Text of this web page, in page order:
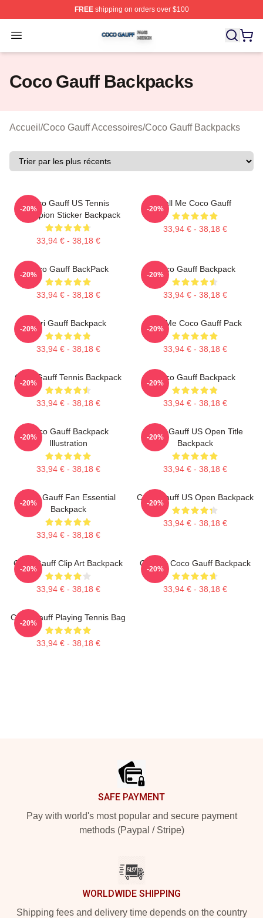
FREEshipping on orders over $100
Open menu
Coco Gauff Shop ⚡️ Officially Licensed Coco Gauff
Coco Gauff Backpacks
Accueil /Coco Gauff Accessoires/Coco Gauff Backpacks
Coco Gauff US Tennis
Champion Sticker Backpack
33,94 € - 38,18 €
-20%
Call Me Coco Gauff
33,94 € - 38,18 €
-20%
Coco Gauff BackPack
33,94 € - 38,18 €
-20%
Coco Gauff Backpack
33,94 € - 38,18 €
-20%
Cori Gauff Backpack
33,94 € - 38,18 €
-20%
Call Me Coco Gauff Pack
33,94 € - 38,18 €
-20%
Coco Gauff Tennis Backpack
33,94 € - 38,18 €
-20%
Coco Gauff Backpack
33,94 € - 38,18 €
-20%
Coco Gauff Backpack
Illustration
33,94 € - 38,18 €
-20%
Coco Gauff US Open Title
Backpack
33,94 € - 38,18 €
-20%
Coco Gauff Fan Essential
Backpack
33,94 € - 38,18 €
-20%
Coco Gauff US Open Backpack
33,94 € - 38,18 €
-20%
Coco Gauff Clip Art Backpack
33,94 € - 38,18 €
-20%
Call Me Coco Gauff Backpack
33,94 € - 38,18 €
-20%
Coco Gauff Playing Tennis Bag
33,94 € - 38,18 €
-20%
SAFE PAYMENT
Pay with world's most popular and secure payment
methods (Paypal / Stripe)
WORLDWIDE SHIPPING
Shipping fees and delivery time depends on the country